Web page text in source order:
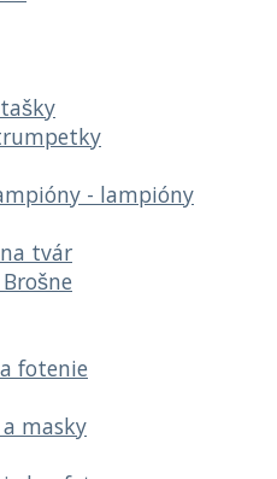
- lampióny
tvár
fotenie
masky